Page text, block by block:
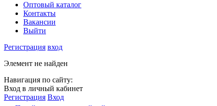
Оптовый каталог
Контакты
Вакансии
Выйти
Регистрация вход
Элемент не найден
Навигация по сайту:
Вход в личный кабинет
Регистрация Вход